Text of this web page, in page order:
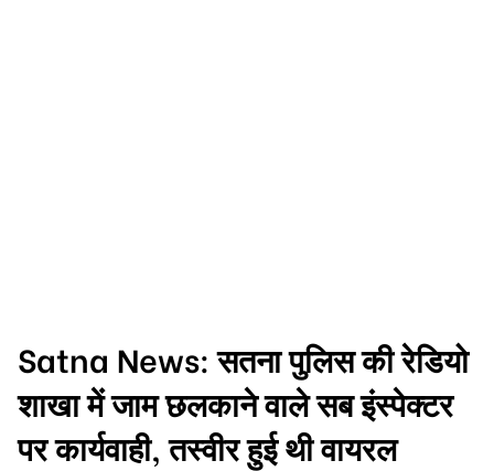
Satna News: सतना पुलिस की रेडियो
शाखा में जाम छलकाने वाले सब इंस्पेक्टर
पर कार्यवाही, तस्वीर हुई थी वायरल